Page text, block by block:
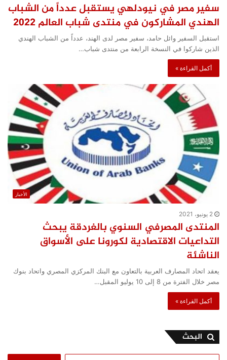
سفير مصر في نيودلهي يستقبل عدداً من الشباب
الهندي المشاركون في منتدى شباب العالم ٢٠٢٢
استقبل السفير وائل حامد، سفير مصر لدى الهند، عدداً من الشباب الهندي
الذين شاركوا في النسخة الرابعة من منتدى شباب…
أكمل القراءة »
الأخبار
2 يونيو، 2021
المنتدى المصرفي السنوي بالغردقة يبحث
التداعيات الاقتصادية لكورونا على الأسواق
الناشئة
يعقد اتحاد المصارف العربية بالتعاون مع البنك المركزي المصري واتحاد بنوك
مصر خلال الفترة من 8 إلى 10 يوليو المقبل…
أكمل القراءة »
البحث